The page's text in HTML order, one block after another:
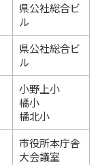
県公社総合ビ
ル
県公社総合ビ
ル
小野上小
橘小
橘北小
市役所本庁舎
大会議室